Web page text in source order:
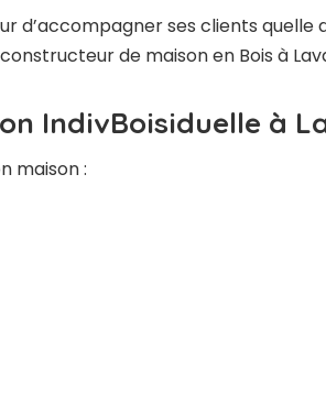
d’accompagner ses clients
de maison en Bois à
IndivBoisiduelle à
maison :